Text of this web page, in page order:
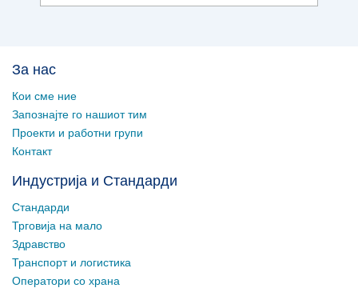
За нас
Кои сме ние
Запознајте го нашиот тим
Проекти и работни групи
Контакт
Индустрија и Стандарди
Стандарди
Трговија на мало
Здравство
Транспорт и логистика
Оператори со храна